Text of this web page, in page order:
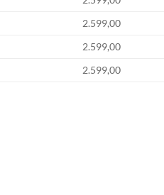
2.599,00
2.599,00
2.599,00